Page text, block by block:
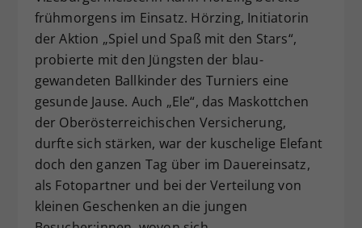
frühmorgens im Einsatz. Hörzing, Initiatorin
der Aktion „Spiel und Spaß mit den Stars“,
probierte mit den Jüngsten der blau-
gewandeten Ballkinder des Turniers eine
gesunde Jause. Auch „Ele“, das Maskottchen
der Oberösterreichischen Versicherung,
durfte sich stärken, war der kuschelige Elefant
doch den ganzen Tag über im Dauereinsatz,
als Fotopartner und bei der Verteilung von
kleinen Geschenken an die jungen